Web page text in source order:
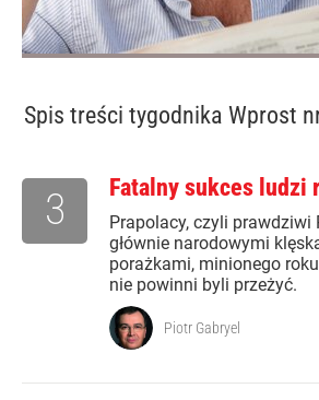
Spis treści tygodnika Wprost
Fatalny sukces ludzi
Prapolacy, czyli prawdziwi
głównie narodowymi
porażkami, minionego
nie powinni byli przeżyć.
3
Piotr Gabryel